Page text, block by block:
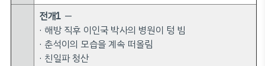
전개1 —
· 해방 직후 이인국 박사의 병원이 텅 빔
· 춘석이의 모습을 계속 떠올림
· 친일파 청산